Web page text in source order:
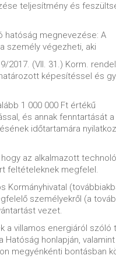
teljesítmény és
hatóság megnevezése: A
személy végezheti, aki
2017. (VII. 31.) Korm.
képesítéssel és
1 000 000 Ft értékű
és annak fenntartását a
időtartamára
az alkalmazott
feltételeknek megfelel.
Kormányhivatal
személyekről (a
vezet.
a villamos energiáról szóló
Hatóság honlapján, valamint
megyénkénti bontásban